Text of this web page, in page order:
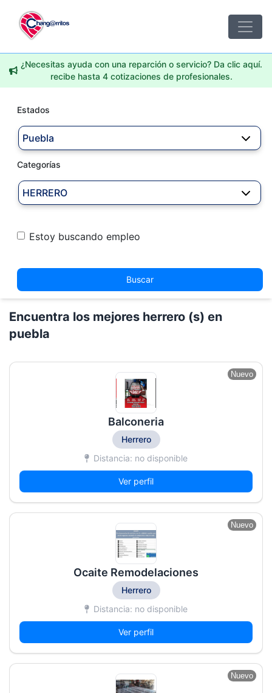
¿Necesitas ayuda con una reparción o servicio? Da clic aquí.
recibe hasta 4 cotizaciones de profesionales.
Estados
Puebla
Categorías
HERRERO
Estoy buscando empleo
Buscar
Encuentra los mejores herrero (s) en
puebla
Nuevo
Balconeria
Herrero
Distancia: no disponible
Ver perfil
Nuevo
Ocaite Remodelaciones
Herrero
Distancia: no disponible
Ver perfil
Nuevo